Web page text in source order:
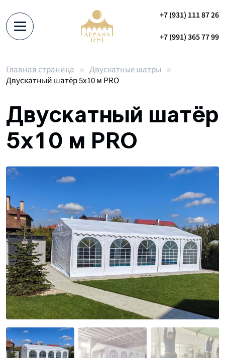
+7 (931) 111 87 26
+7 (991) 365 77 99
Главная страница
Двускатные шатры
Двускатный шатёр 5х10 м PRO
Двускатный шатёр
5х10 м PRO